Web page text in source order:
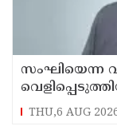
സംഘിയെന്ന
അംഗത്വത്തിന്
THU,6 AUG